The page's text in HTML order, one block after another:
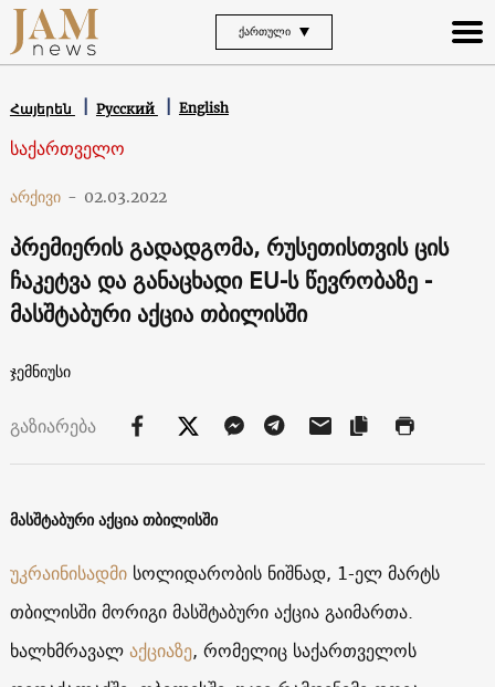
ᲥᲐᲠᲗᲣᲚᲘ
Հայերեն Русский English
საქართველო
არქივი - 02.03.2022
პრემიერის გადადგომა, რუსეთისთვის ცის
ჩაკეტვა და განაცხადი EU-ს წევრობაზე -
მასშტაბური აქცია თბილისში
ჯემნიუსი
გაზიარება
მასშტაბური აქცია თბილისში
უკრაინისადმისოლიდარობის ნიშნად, 1-ელ მარტს
თბილისში მორიგი მასშტაბური აქცია გაიმართა.
ხალხმრავალაქციაზე, რომელიც საქართველოს